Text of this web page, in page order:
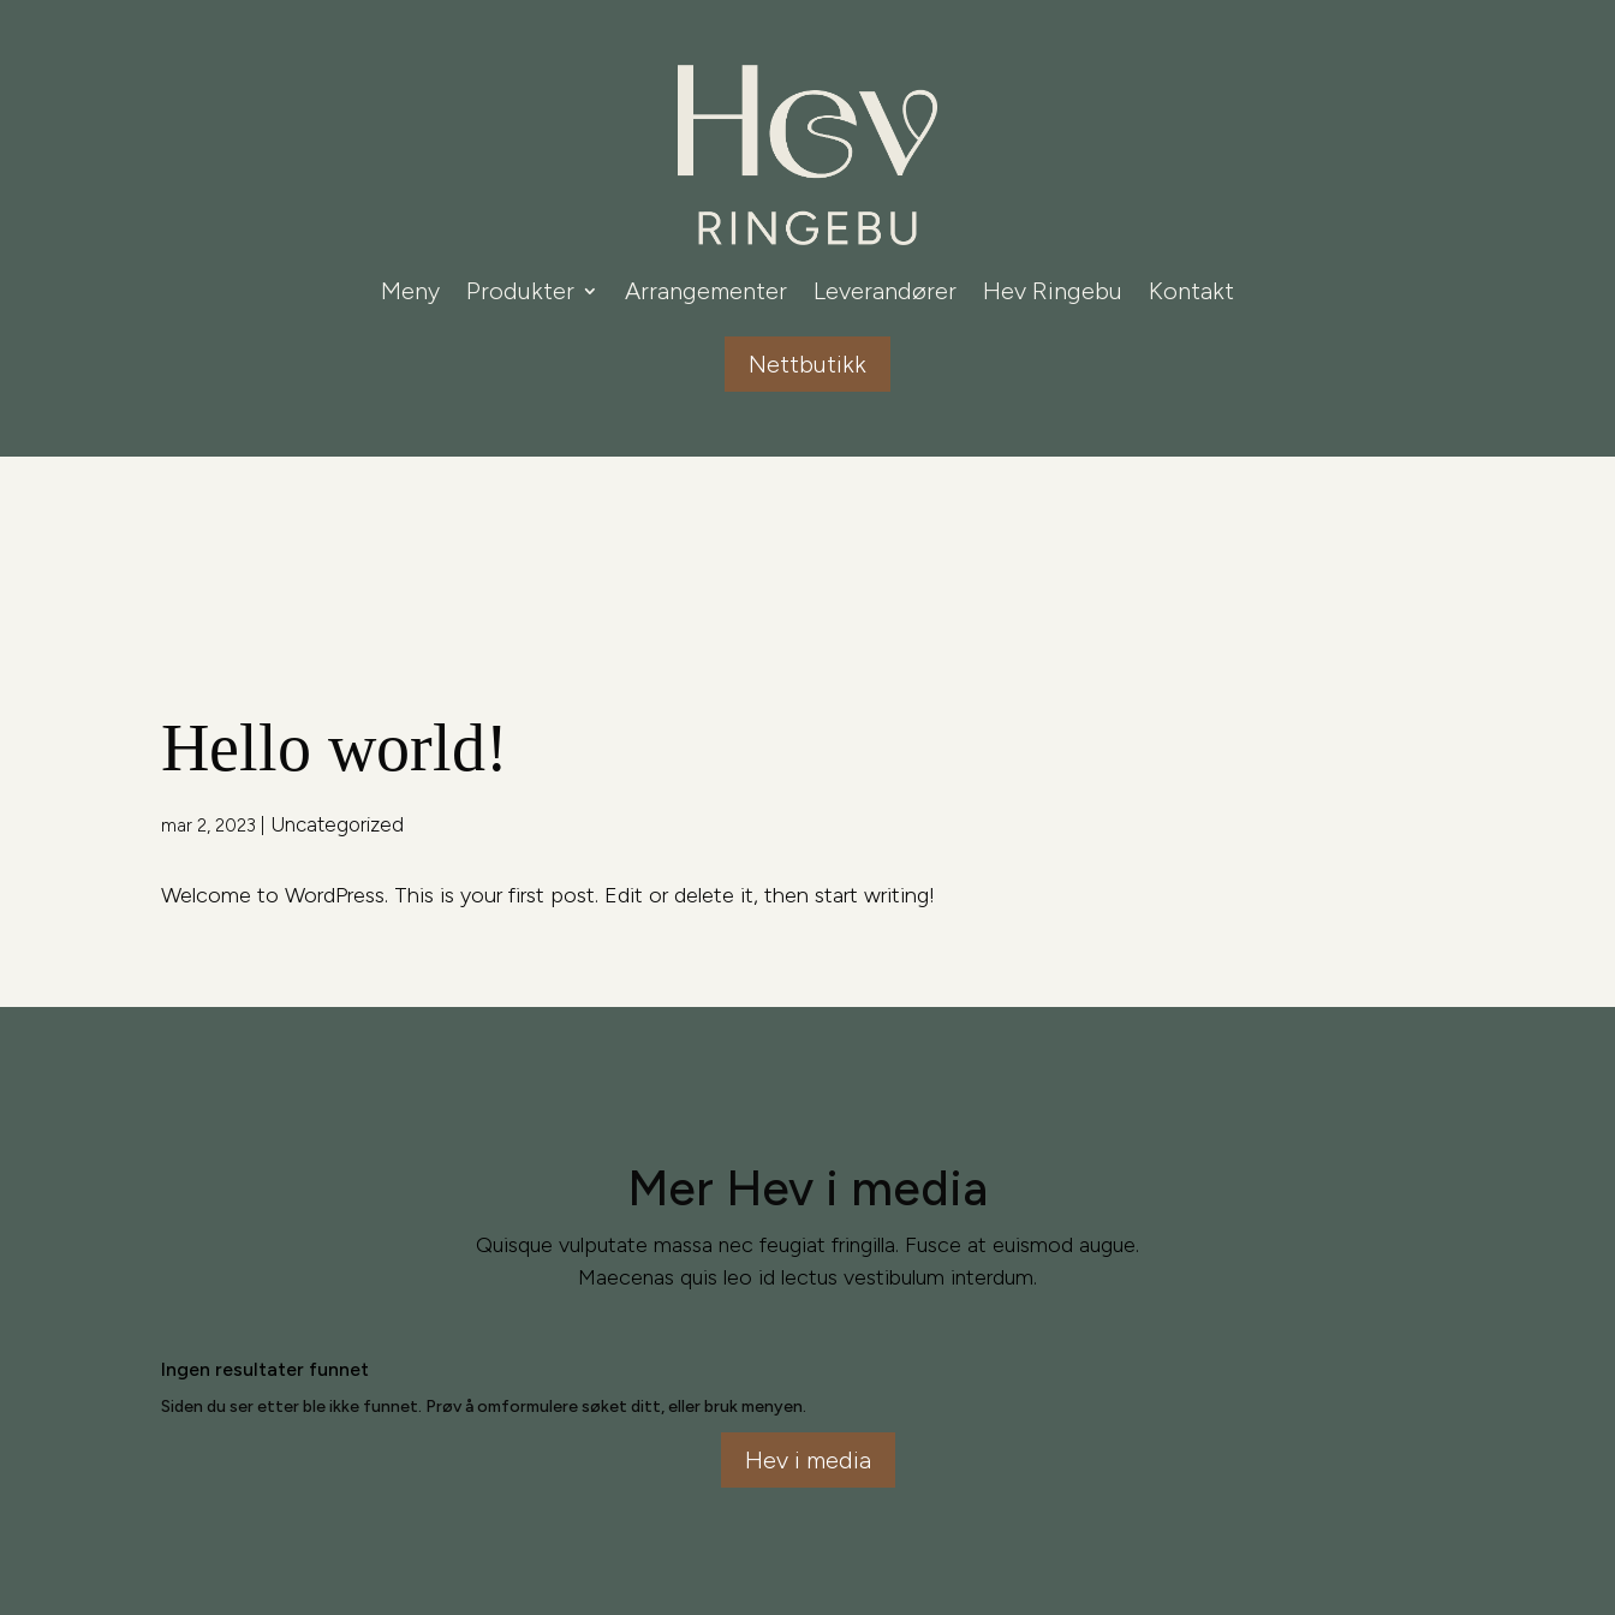
Meny Produkter Arrangementer Leverandører Hev Ringebu Kontakt
Nettbutikk
Hello world!
mar 2, 2023 Uncategorized
Welcome to WordPress. This is your first post. Edit or delete it, then start writing!
Mer Hev i media
Quisque vulputate massa nec feugiat fringilla. Fusce at euismod augue.
Maecenas quis leo id lectus vestibulum interdum.
Ingen resultater funnet
Siden du ser etter ble ikke funnet. Prøv å omformulere søket ditt, eller bruk menyen.
Hev i media